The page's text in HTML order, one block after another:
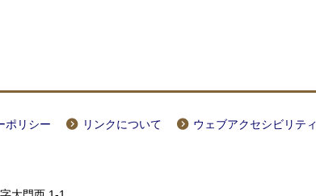
ポリシー リンクについて ウェブアクセシビリティ